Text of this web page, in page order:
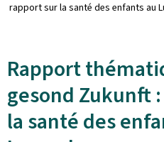
rapport sur la santé des enfants au
Rapport
gesond Zukunft
la santé des